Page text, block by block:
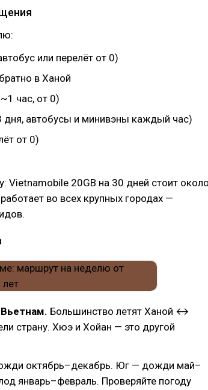
или перелёт от 0)
в Ханой
час, от 0)
автобусы и минивэны каждый час)
от 0)
Vietnamobile 20GB на 30 дней стоит
во всех крупных городах —
Большинство летят Ханой ↔
страну. Хюэ и Хойан — это другой
октябрь–декабрь. Юг — дожди май–
январь–февраль. Проверяйте погоду